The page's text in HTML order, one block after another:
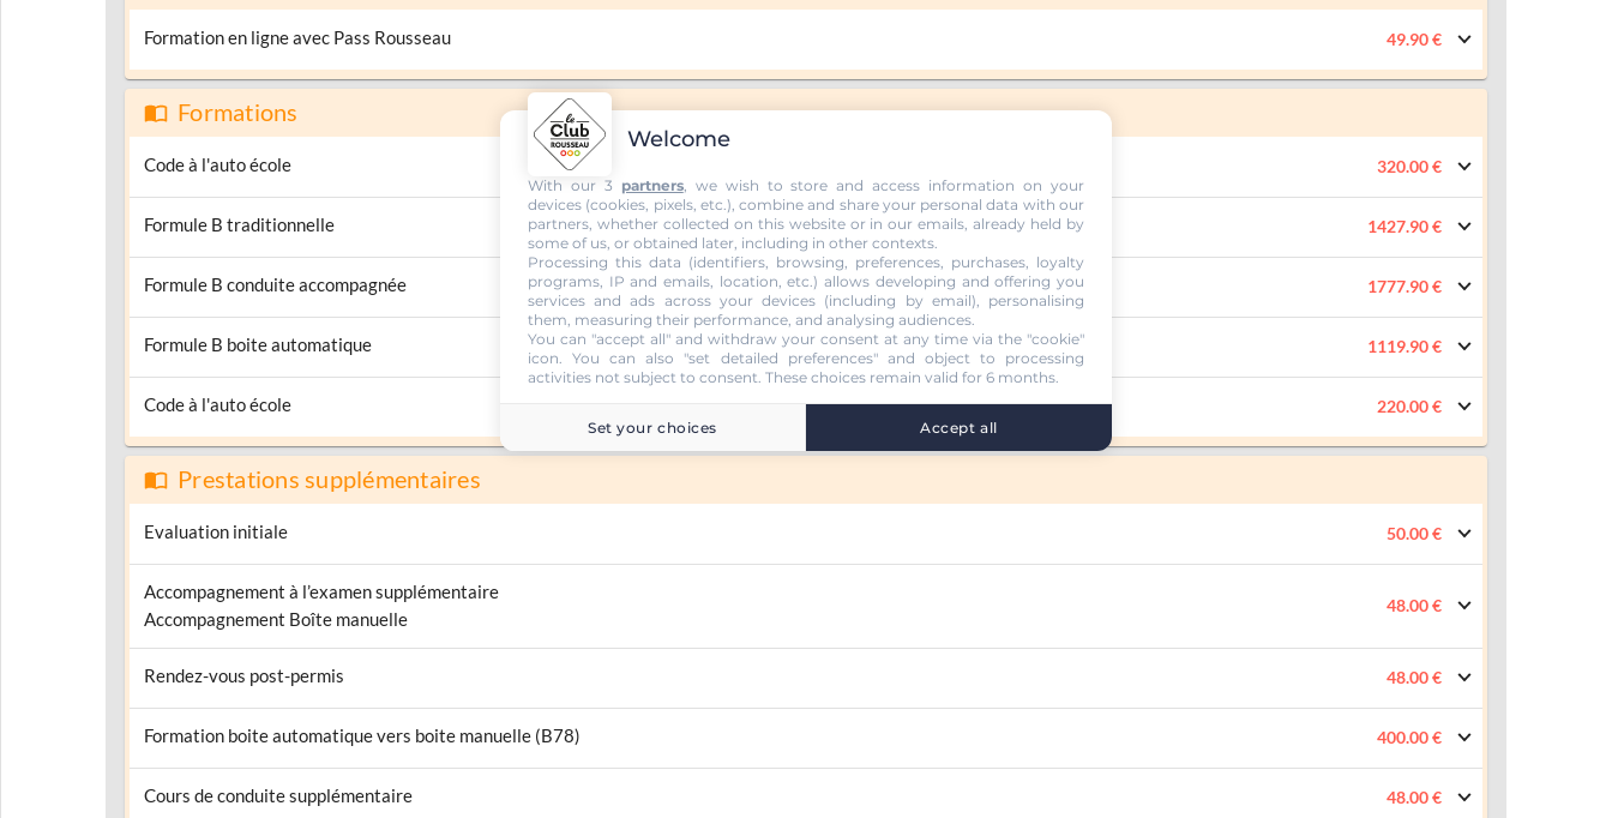
Formation en ligne avec Pass Rousseau 49.90 €
Formations
Code à l'auto école 320.00 €
Formule B traditionnelle 1427.90 €
Formule B conduite accompagnée 1777.90 €
Formule B boite automatique 1119.90 €
Code à l'auto école 220.00 €
Prestations supplémentaires
Evaluation initiale 50.00 €
Accompagnement à l’examen supplémentaire
Accompagnement Boîte manuelle
48.00 €
Rendez-vous post-permis 48.00 €
Formation boite automatique vers boite manuelle (B78) 400.00 €
Cours de conduite supplémentaire 48.00 €
Welcome
With our 3 partners, we wish to store and access information on your
devices (cookies, pixels, etc.), combine and share your personal data with our
partners, whether collected on this website or in our emails, already held by
some of us, or obtained later, including in other contexts.
Processing this data (identifiers, browsing, preferences, purchases, loyalty
programs, IP and emails, location, etc.) allows developing and offering you
services and ads across your devices (including by email), personalising
them, measuring their performance, and analysing audiences.
You can "accept all" and withdraw your consent at any time via the "cookie"
icon. You can also "set detailed preferences" and object to processing
activities not subject to consent. These choices remain valid for 6 months.
Set your choices Accept all